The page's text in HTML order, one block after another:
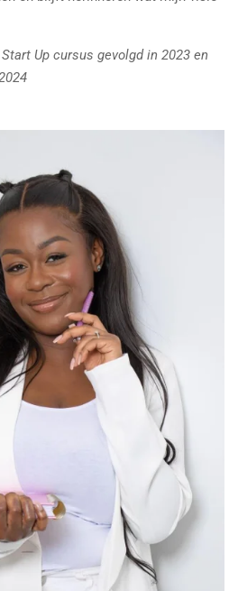
Up cursus gevolgd in 2023 en